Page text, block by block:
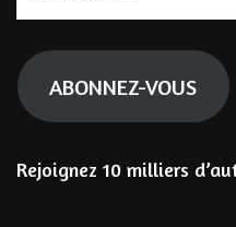
e-
mail
ABONNEZ-VOUS
Rejoignez 10 milliers